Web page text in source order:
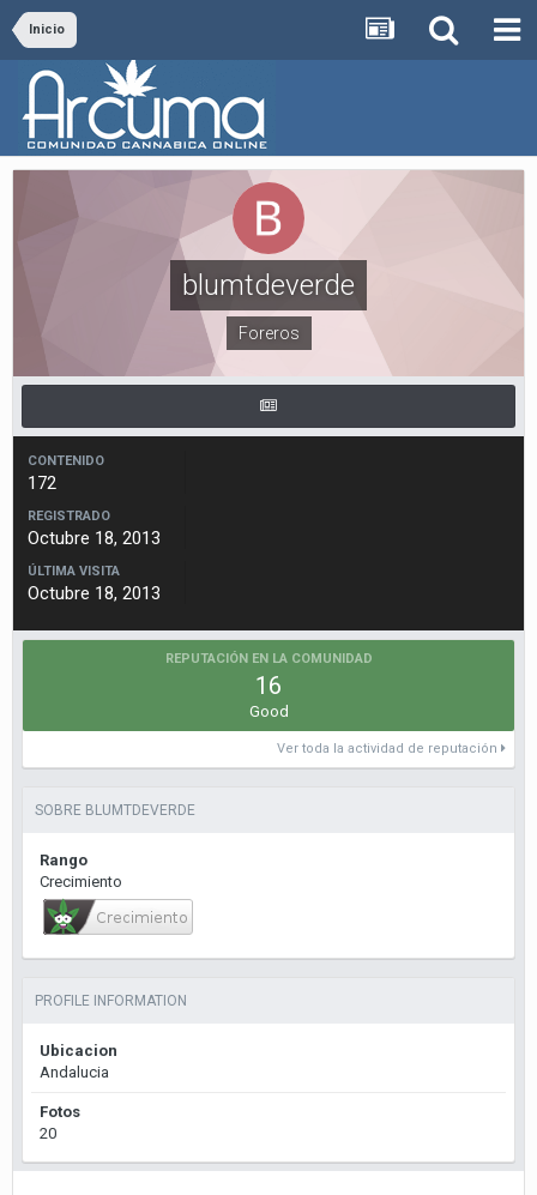
Inicio
blumtdeverde
Foreros
CONTENIDO
172
REGISTRADO
Octubre 18, 2013
ÚLTIMA VISITA
Octubre 18, 2013
REPUTACIÓN EN LA COMUNIDAD
16
Good
Ver toda la actividad de reputación
SOBRE BLUMTDEVERDE
Rango
Crecimiento
PROFILE INFORMATION
Ubicacion
Andalucia
Fotos
20